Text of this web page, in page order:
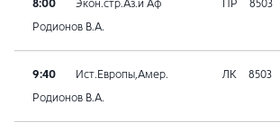
8:00 Экон.стр.Аз.и Аф ПР 8503
Родионов В.А.
9:40 Ист.Европы,Амер. ЛК 8503
Родионов В.А.